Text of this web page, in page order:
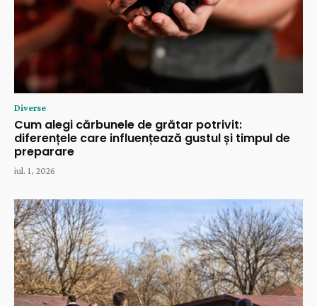
Diverse
Cum alegi cărbunele de grătar potrivit:
diferențele care influențează gustul și timpul de
preparare
iul. 1, 2026